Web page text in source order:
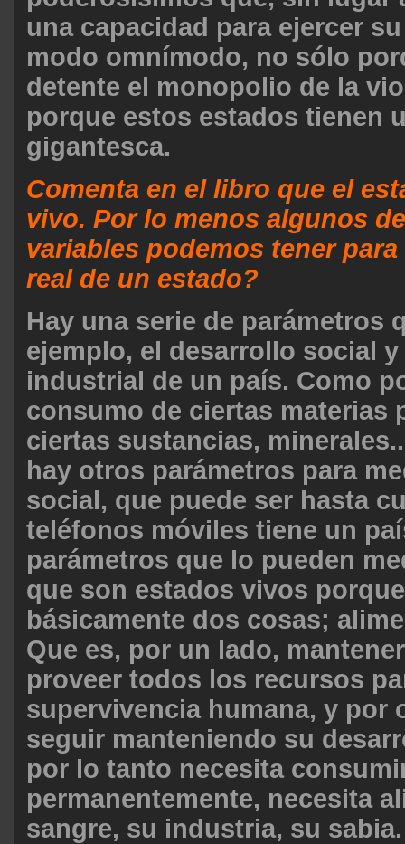
una capacidad para ejercer
modo omnímodo, no sólo
detente el monopolio de la
porque estos estados tienen
gigantesca.
Comenta en el libro que el
vivo. Por lo menos algunos
variables podemos tener
real de un estado?
Hay una serie de parámetros
ejemplo, el desarrollo social
industrial de un país. Como
consumo de ciertas materias
ciertas sustancias,
hay otros parámetros para
social, que puede ser hasta
teléfonos móviles tiene un
parámetros que lo pueden
que son estados vivos
básicamente dos cosas;
Que es, por un lado,
proveer todos los recursos
supervivencia humana, y por
seguir manteniendo su
por lo tanto necesita
permanentemente, necesita
sangre, su industria, su sabia.